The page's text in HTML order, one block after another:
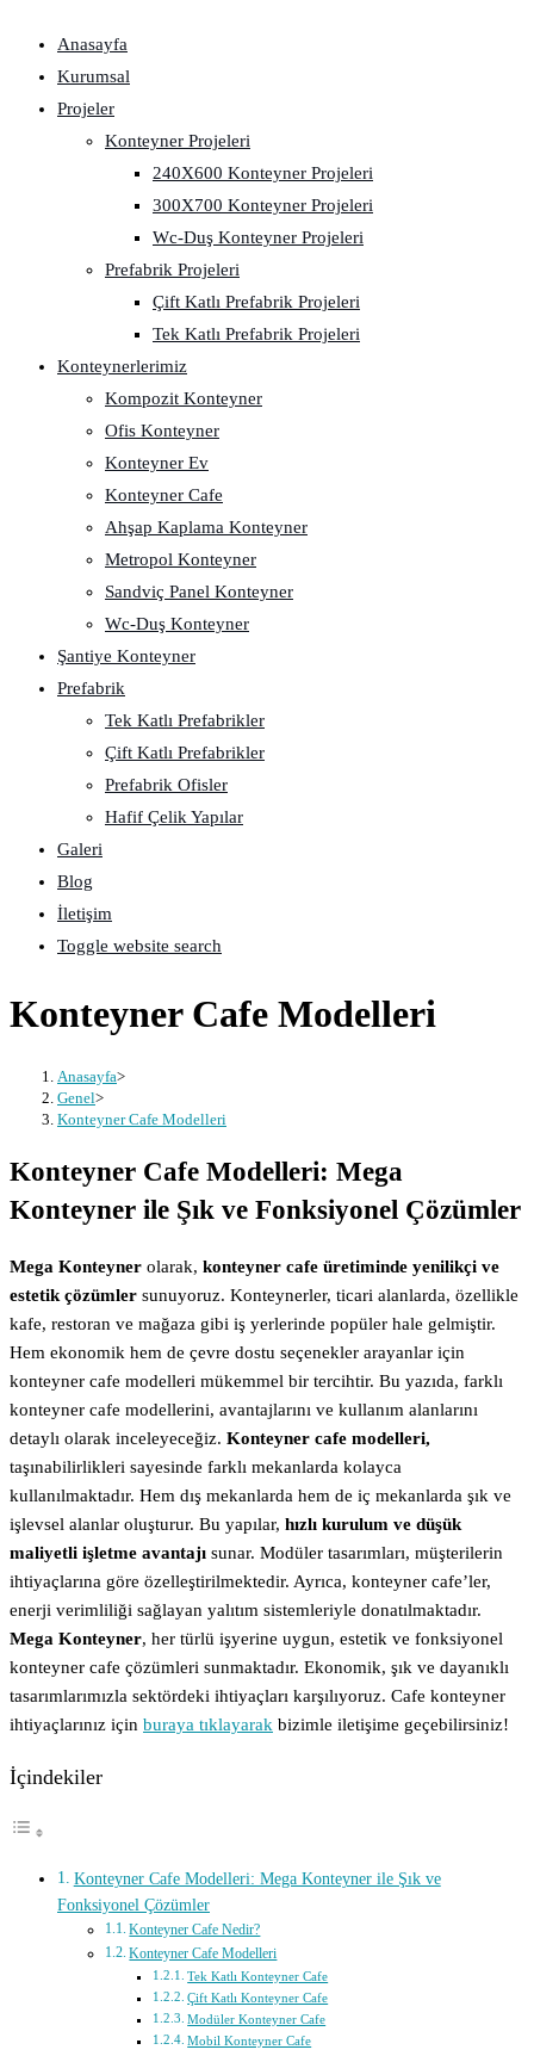
Anasayfa
Kurumsal
Projeler
Konteyner Projeleri
240X600 Konteyner Projeleri
300X700 Konteyner Projeleri
Wc-Duş Konteyner Projeleri
Prefabrik Projeleri
Çift Katlı Prefabrik Projeleri
Tek Katlı Prefabrik Projeleri
Konteynerlerimiz
Kompozit Konteyner
Ofis Konteyner
Konteyner Ev
Konteyner Cafe
Ahşap Kaplama Konteyner
Metropol Konteyner
Sandviç Panel Konteyner
Wc-Duş Konteyner
Şantiye Konteyner
Prefabrik
Tek Katlı Prefabrikler
Çift Katlı Prefabrikler
Prefabrik Ofisler
Hafif Çelik Yapılar
Galeri
Blog
İletişim
Toggle website search
Konteyner Cafe Modelleri
Anasayfa>
Genel>
Konteyner Cafe Modelleri
Konteyner Cafe Modelleri: Mega
Konteyner ile Şık ve Fonksiyonel Çözümler
Mega Konteyner olarak, konteyner cafe üretiminde yenilikçi ve
estetik çözümler sunuyoruz. Konteynerler, ticari alanlarda, özellikle
kafe, restoran ve mağaza gibi iş yerlerinde popüler hale gelmiştir.
Hem ekonomik hem de çevre dostu seçenekler arayanlar için
konteyner cafe modelleri mükemmel bir tercihtir. Bu yazıda, farklı
konteyner cafe modellerini, avantajlarını ve kullanım alanlarını
detaylı olarak inceleyeceğiz. Konteyner cafe modelleri,
taşınabilirlikleri sayesinde farklı mekanlarda kolayca
kullanılmaktadır. Hem dış mekanlarda hem de iç mekanlarda şık ve
işlevsel alanlar oluşturur. Bu yapılar, hızlı kurulum ve düşük
maliyetli işletme avantajı sunar. Modüler tasarımları, müşterilerin
ihtiyaçlarına göre özelleştirilmektedir. Ayrıca, konteyner cafe’ler,
enerji verimliliği sağlayan yalıtım sistemleriyle donatılmaktadır.
Mega Konteyner, her türlü işyerine uygun, estetik ve fonksiyonel
konteyner cafe çözümleri sunmaktadır. Ekonomik, şık ve dayanıklı
tasarımlarımızla sektördeki ihtiyaçları karşılıyoruz. Cafe konteyner
ihtiyaçlarınız için buraya tıklayarak bizimle iletişime geçebilirsiniz!
İçindekiler
Konteyner Cafe Modelleri: Mega Konteyner ile Şık ve
Fonksiyonel Çözümler
Konteyner Cafe Nedir?
Konteyner Cafe Modelleri
Tek Katlı Konteyner Cafe
Çift Katlı Konteyner Cafe
Modüler Konteyner Cafe
Mobil Konteyner Cafe